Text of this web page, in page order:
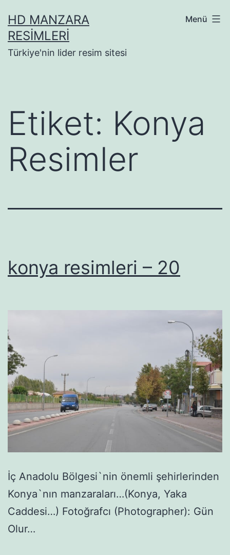
geçHD MANZARA
RESIMLERI
Türkiye'nin lider resim sitesi
Menü
Etiket: Konya
Resimler
konya resimleri – 20
İç Anadolu Bölgesi`nin önemli şehirlerinden
Konya`nın manzaraları…(Konya, Yaka
Caddesi…) Fotoğrafcı (Photographer): Gün
Olur…